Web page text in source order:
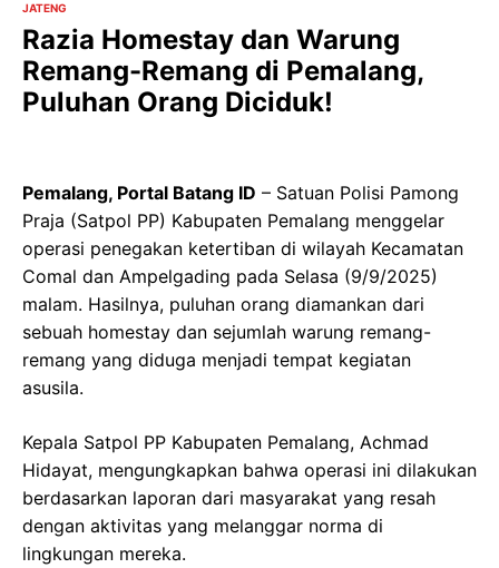
JATENG
Razia Homestay dan Warung
Remang-Remang di Pemalang,
Puluhan Orang Diciduk!
Pemalang, Portal Batang ID – Satuan Polisi Pamong
Praja (Satpol PP) Kabupaten Pemalang menggelar
operasi penegakan ketertiban di wilayah Kecamatan
Comal dan Ampelgading pada Selasa (9/9/2025)
malam. Hasilnya, puluhan orang diamankan dari
sebuah homestay dan sejumlah warung remang-
remang yang diduga menjadi tempat kegiatan
asusila.
Kepala Satpol PP Kabupaten Pemalang, Achmad
Hidayat, mengungkapkan bahwa operasi ini dilakukan
berdasarkan laporan dari masyarakat yang resah
dengan aktivitas yang melanggar norma di
lingkungan mereka.